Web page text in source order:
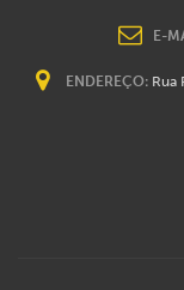
E-
ENDEREÇO: Rua